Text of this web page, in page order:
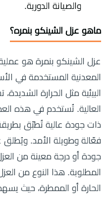
والصيانة الدورية.
ماهو عزل الشينكو بنمره؟
عزل الشينكو بنمرة هو
المعدنية المستخدمة في
البيئية مثل الحرارة الشديدة،
العالية. تُستخدم في هذه
ذات جودة عالية تُطبّق
فعّالة وطويلة الأمد. ويُطلق
جودة أو درجة معينة من
المطلوبة. هذا النوع من
الحارة أو الممطرة، حيث